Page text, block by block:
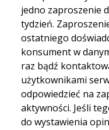
jedno zaproszenie
tydzień.
ostatniego
konsument w
raz bądź
użytkownikami
odpowiedzieć na
aktywności. Jeśli
do wystawienia